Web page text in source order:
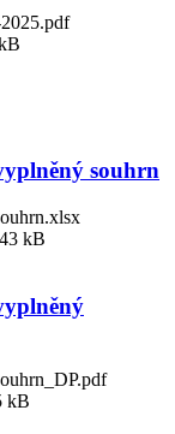
souhrn
kB
kB